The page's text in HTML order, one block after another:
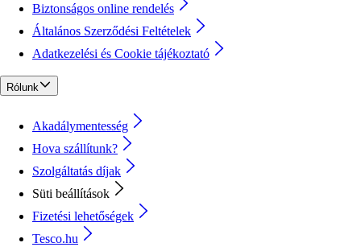
Biztonságos online rendelés
Általános Szerződési Feltételek
Adatkezelési és Cookie tájékoztató
Rólunk
Akadálymentesség
Hova szállítunk?
Szolgáltatás díjak
Süti beállítások
Fizetési lehetőségek
Tesco.hu